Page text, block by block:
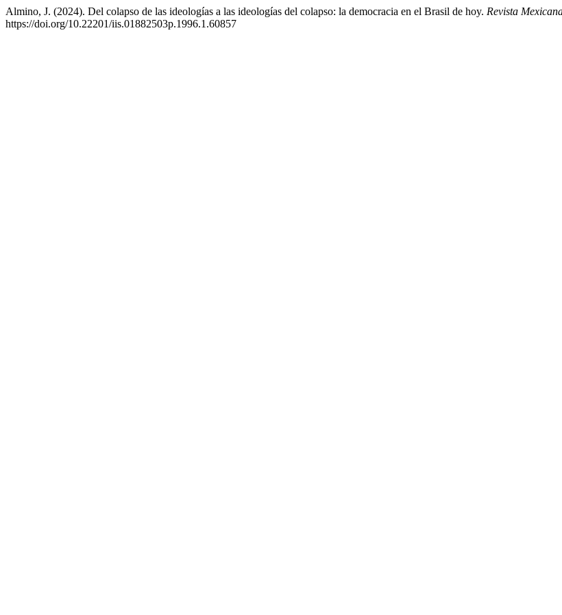
Almino, J. (2024). Del colapso de las ideologías a las ideologías del colapso: la democracia en el Brasil de hoy. Revista
https://doi.org/10.22201/iis.01882503p.1996.1.60857